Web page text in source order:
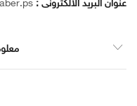
عنوان البريد الالكترونى :